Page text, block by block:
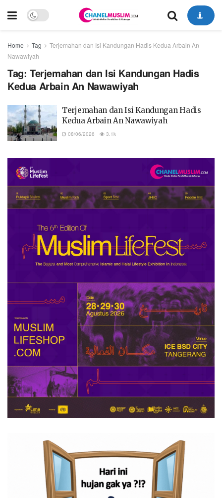
Home Tag
Terjemahan dan Isi Kandungan Hadis Kedua Arbain An
Nawawiyah
Tag: Terjemahan dan Isi Kandungan Hadis
Kedua Arbain An Nawawiyah
Terjemahan dan Isi Kandungan Hadis
Kedua Arbain An Nawawiyah
08/06/2026 3.1k